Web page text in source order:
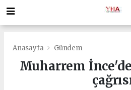
Anasayfa Gündem
Muharrem